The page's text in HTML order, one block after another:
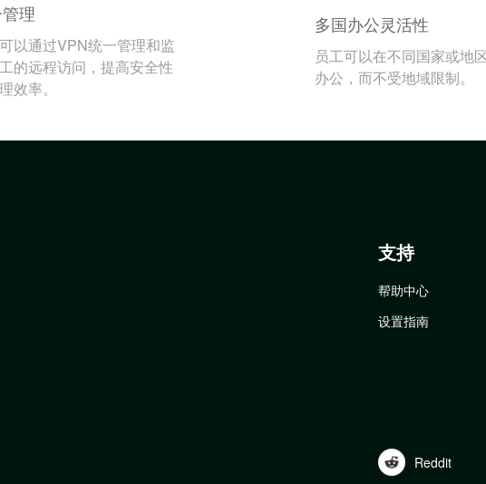
理
以通过VPN统一管理和监
的远程访问，提高安全性
效率。
多国办公灵活性
员工可以在不同国家或地
办公，而不受地域限制。
支持
帮助中心
设置指南
Reddit